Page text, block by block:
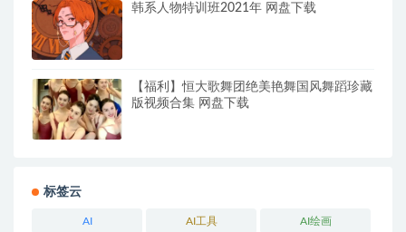
韩系人物特训班2021年 网盘下载
【福利】恒大歌舞团绝美艳舞国风舞蹈珍藏
版视频合集 网盘下载
标签云
AI AI工具 AI绘画